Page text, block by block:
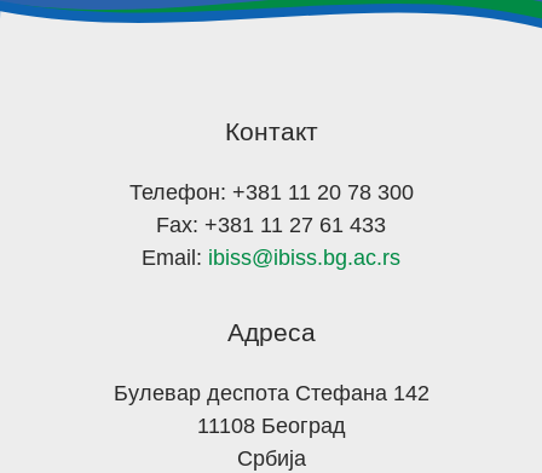
Контакт
Телефон: +381 11 20 78 300
Fax: +381 11 27 61 433
Email: ibiss@ibiss.bg.ac.rs
Адреса
Булевар деспота Стефана 142
11108 Београд
Србија